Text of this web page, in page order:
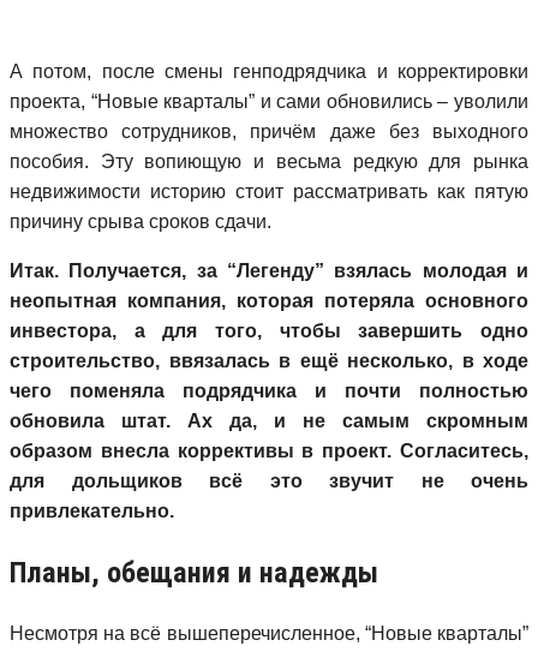
А потом, после смены генподрядчика и корректировки
проекта, “Новые кварталы” и сами обновились – уволили
множество сотрудников, причём даже без выходного
пособия. Эту вопиющую и весьма редкую для рынка
недвижимости историю стоит рассматривать как пятую
причину срыва сроков сдачи.
Итак. Получается, за “Легенду” взялась молодая и
неопытная компания, которая потеряла основного
инвестора, а для того, чтобы завершить одно
строительство, ввязалась в ещё несколько, в ходе
чего поменяла подрядчика и почти полностью
обновила штат. Ах да, и не самым скромным
образом внесла коррективы в проект. Согласитесь,
для дольщиков всё это звучит не очень
привлекательно.
Планы, обещания и надежды
Несмотря на всё вышеперечисленное, “Новые кварталы”